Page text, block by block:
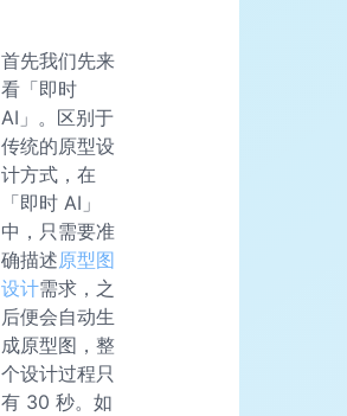
首先我们先来
看「即时
AI」。区别于
传统的原型设
计方式，在
「即时 AI」
中，只需要准
确描述原型图
设计需求，之
后便会自动生
成原型图，整
个设计过程只
有 30 秒。如